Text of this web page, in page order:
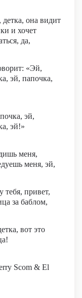
детка, она видит
и хочет
да,
«Эй,
эй, папочка,
эй,
эй!»
меня,
меня, эй,
тебя, привет,
за баблом,
вот это
Scom & El